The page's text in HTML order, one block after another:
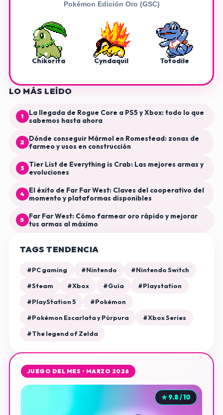
Pokémon Edición Oro (GSC)
Chikorita Cyndaquil Totodile
LO MÁS LEÍDO
1
La llegada de Rogue Core a PS5 y Xbox: todo lo que
sabemos hasta ahora
2
Dónde conseguir Mármol en Romestead: zonas de
farmeo y usos en construcción
3
Tier List de Everything is Crab: Las mejores armas y
evoluciones
4 El éxito de Far Far West: Claves del cooperativo del
momento y plataformas disponibles
5
Far Far West: Cómo farmear oro rápido y mejorar
tus armas al máximo
TAGS TENDENCIA
#PC gaming #Nintendo
#Nintendo Switch
#Steam
#Xbox #Guía
#Playstation
#PlayStation 5
#Pokémon
#Pokémon Escarlata y Púrpura
#Xbox Series
#The legend of Zelda
JUEGO DEL MES • MARZO 2026
★ 9.8 / 10